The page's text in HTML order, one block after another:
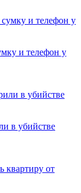
и телефон у
в убийстве